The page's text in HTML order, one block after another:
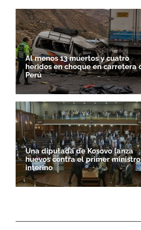
Al menos 13 muertos y cuatro
heridos en choque en carretera
Perú
Una diputada de Kosovo lanza
huevos contra el primer ministro
interino